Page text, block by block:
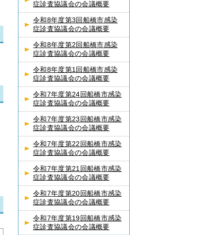
症診査協議会の会議概要
令和8年度第3回船橋市感染
症診査協議会の会議概要
令和8年度第2回船橋市感染
症診査協議会の会議概要
令和8年度第1回船橋市感染
症診査協議会の会議概要
令和7年度第24回船橋市感染
症診査協議会の会議概要
令和7年度第23回船橋市感染
症診査協議会の会議概要
令和7年度第22回船橋市感染
症診査協議会の会議概要
令和7年度第21回船橋市感染
症診査協議会の会議概要
令和7年度第20回船橋市感染
症診査協議会の会議概要
令和7年度第19回船橋市感染
症診査協議会の会議概要